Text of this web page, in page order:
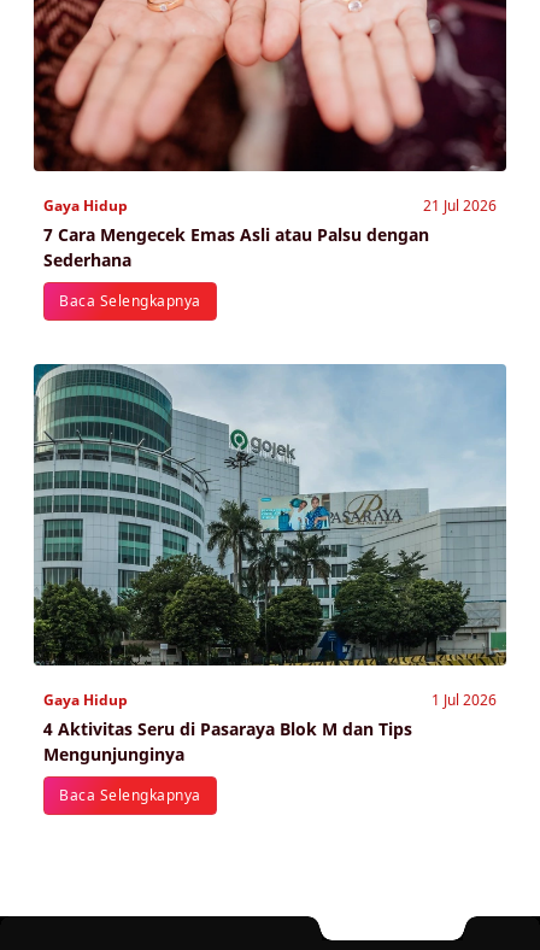
Gaya Hidup 21 Jul 2026
7 Cara Mengecek Emas Asli atau Palsu dengan
Sederhana
Baca Selengkapnya
Gaya Hidup 1 Jul 2026
4 Aktivitas Seru di Pasaraya Blok M dan Tips
Mengunjunginya
Baca Selengkapnya